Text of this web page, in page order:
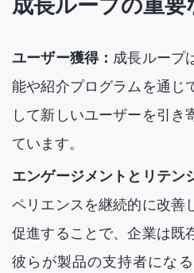
ユーザー獲得： 成長ループ
能や紹介プログラムを通じ
して新しいユーザーを引き
ています。
エンゲージメントとリテン
ペリエンスを継続的に改善
促進することで、企業は既
彼らが製品の支持者にな